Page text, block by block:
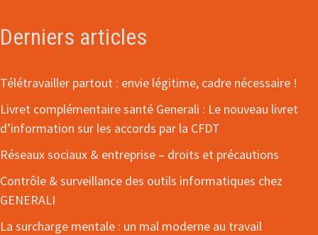
Derniers articles
Télétravailler partout : envie légitime, cadre nécessaire !
Livret complémentaire santé Generali : Le nouveau livret
d’information sur les accords par la CFDT
Réseaux sociaux & entreprise – droits et précautions
Contrôle & surveillance des outils informatiques chez
GENERALI
La surcharge mentale : un mal moderne au travail